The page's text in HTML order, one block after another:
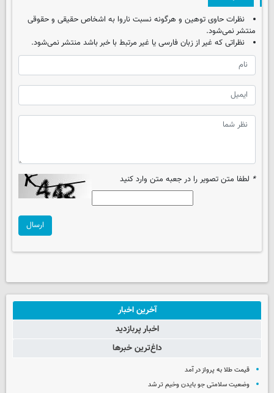
نظرات حاوی توهین و هرگونه نسبت ناروا به اشخاص حقیقی و حقوقی
منتشر نمی‌شود.
نظراتی که غیر از زبان فارسی یا غیر مرتبط با خبر باشد منتشر نمی‌شود.
* لطفا متن تصویر را در جعبه متن وارد کنید
ارسال
آخرین اخبار
اخبار پربازدید
داغ‌ترین خبرها
قیمت طلا به پرواز در آمد
وضعیت سلامتی جو بایدن وخیم تر شد